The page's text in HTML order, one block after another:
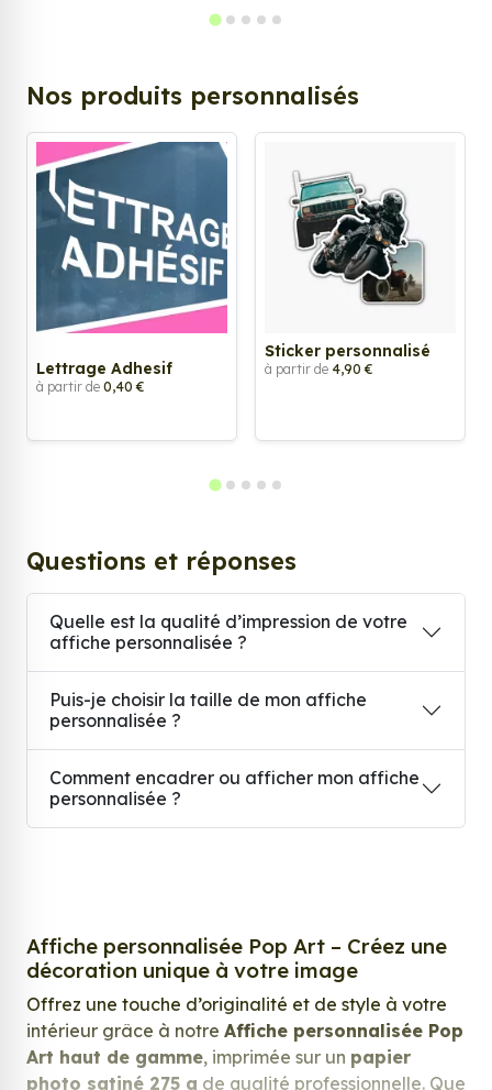
Nos produits personnalisés
Lettrage Adhesif
à partir de 0,40 €
Sticker personnalisé
à partir de 4,90 €
Questions et réponses
Quelle est la qualité d’impression de votre
affiche personnalisée ?
Puis-je choisir la taille de mon affiche
personnalisée ?
Comment encadrer ou afficher mon affiche
personnalisée ?
Affiche personnalisée Pop Art – Créez une
décoration unique à votre image
Offrez une touche d’originalité et de style à votre
intérieur grâce à notre Affiche personnalisée Pop
Art haut de gamme, imprimée sur un papier
photo satiné 275 g de qualité professionnelle. Que